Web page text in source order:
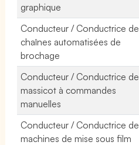
graphique
Conducteur / Conductrice de
chaînes automatisées de
brochage
Conducteur / Conductrice de
massicot à commandes
manuelles
Conducteur / Conductrice de
machines de mise sous film